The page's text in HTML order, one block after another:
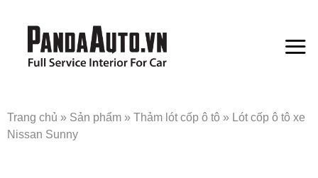
Trang chủ » Sản phẩm » Thảm lót cốp ô tô » Lót cốp ô tô xe
Nissan Sunny